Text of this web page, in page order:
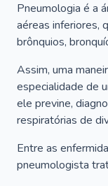
Pneumologia é a
aéreas inferiores,
brônquios,
Assim, uma
especialidade de
ele previne,
respiratórias de
Entre as
pneumologista